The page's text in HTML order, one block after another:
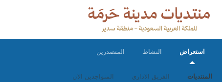
استعراض
المنتديات الفريق الاداري المتواجدين الان
النشاط المتصدرين